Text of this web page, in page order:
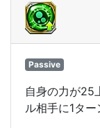
Passive
自身の力が25
ル相手に1タ